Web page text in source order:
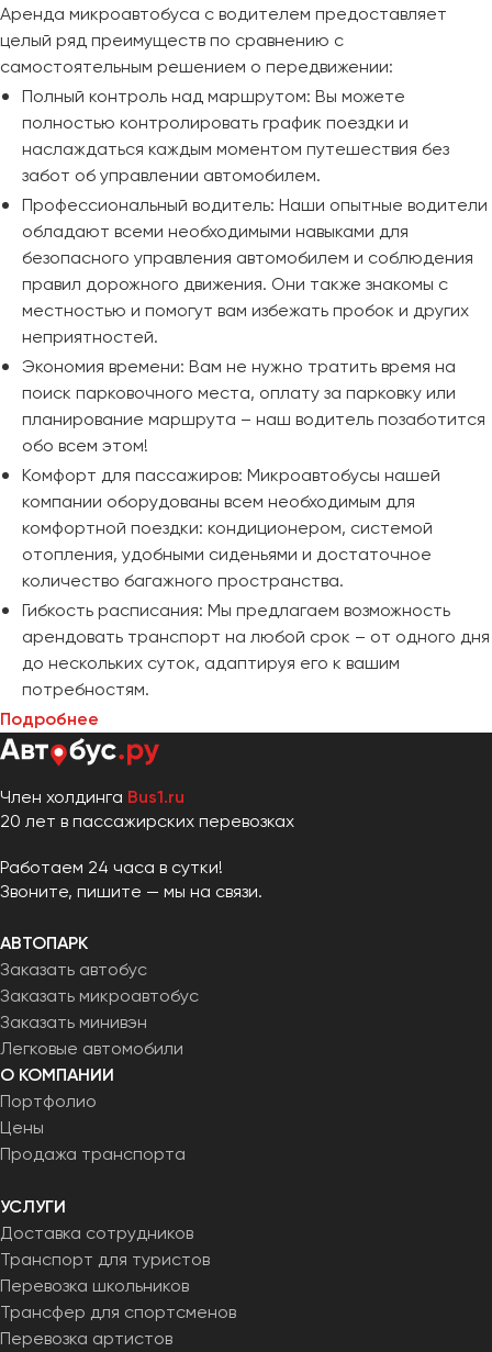
Аренда микроавтобуса с водителем предоставляет
целый ряд преимуществ по сравнению с
самостоятельным решением о передвижении:
Полный контроль над маршрутом: Вы можете
полностью контролировать график поездки и
наслаждаться каждым моментом путешествия без
забот об управлении автомобилем.
Профессиональный водитель: Наши опытные водители
обладают всеми необходимыми навыками для
безопасного управления автомобилем и соблюдения
правил дорожного движения. Они также знакомы с
местностью и помогут вам избежать пробок и других
неприятностей.
Экономия времени: Вам не нужно тратить время на
поиск парковочного места, оплату за парковку или
планирование маршрута – наш водитель позаботится
обо всем этом!
Комфорт для пассажиров: Микроавтобусы нашей
компании оборудованы всем необходимым для
комфортной поездки: кондиционером, системой
отопления, удобными сиденьями и достаточное
количество багажного пространства.
Гибкость расписания: Мы предлагаем возможность
арендовать транспорт на любой срок – от одного дня
до нескольких суток, адаптируя его к вашим
потребностям.
Подробнее
Член холдинга Bus1.ru
20 лет в пассажирских перевозках
Работаем 24 часа в сутки!
Звоните, пишите — мы на связи.
АВТОПАРК
Заказать автобус
Заказать микроавтобус
Заказать минивэн
Легковые автомобили
О КОМПАНИИ
Портфолио
Цены
Продажа транспорта
УСЛУГИ
Доставка сотрудников
Транспорт для туристов
Перевозка школьников
Трансфер для спортсменов
Перевозка артистов